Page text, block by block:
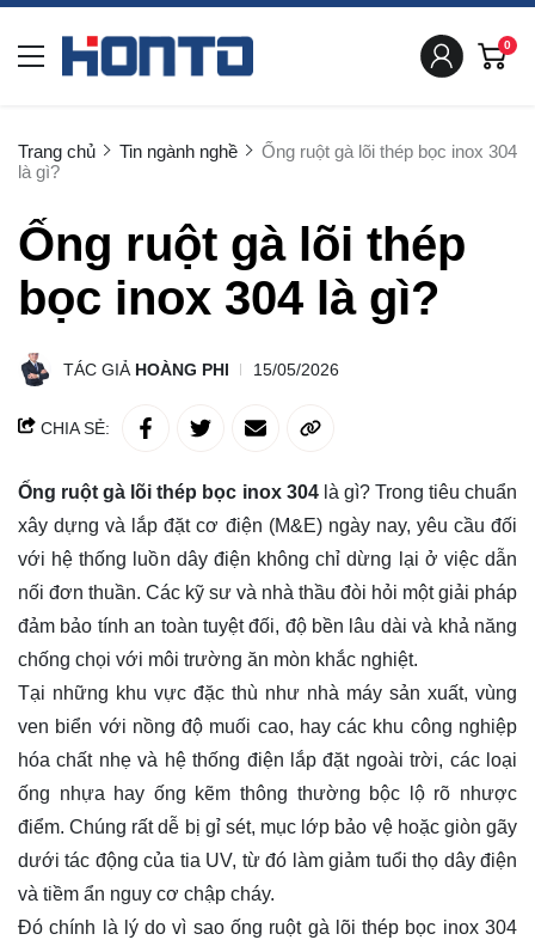
0
Trang chủ Tin ngành nghề
Ống ruột gà lõi thép bọc inox 304
là gì?
Ống ruột gà lõi thép
bọc inox 304 là gì?
TÁC GIẢ HOÀNG PHI 15/05/2026
CHIA SẺ:
Ống ruột gà lõi thép bọc inox 304là gì? Trong tiêu chuẩn
xây dựng và lắp đặt cơ điện (M&E) ngày nay, yêu cầu đối
với hệ thống luồn dây điện không chỉ dừng lại ở việc dẫn
nối đơn thuần. Các kỹ sư và nhà thầu đòi hỏi một giải pháp
đảm bảo tính an toàn tuyệt đối, độ bền lâu dài và khả năng
chống chọi với môi trường ăn mòn khắc nghiệt.
Tại những khu vực đặc thù như nhà máy sản xuất, vùng
ven biển với nồng độ muối cao, hay các khu công nghiệp
hóa chất nhẹ và hệ thống điện lắp đặt ngoài trời, các loại
ống nhựa hay ống kẽm thông thường bộc lộ rõ nhược
điểm. Chúng rất dễ bị gỉ sét, mục lớp bảo vệ hoặc giòn gãy
dưới tác động của tia UV, từ đó làm giảm tuổi thọ dây điện
và tiềm ẩn nguy cơ chập cháy.
Đó chính là lý do vì sao ống ruột gà lõi thép bọc inox 304